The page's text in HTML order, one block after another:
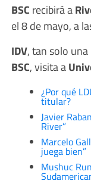
BSC recibirá a
el 8 de mayo, a
IDV, tan solo
BSC, visita a
¿Por qué
titular?
Javier
River”
Marcelo
juega bien”
Mushuc